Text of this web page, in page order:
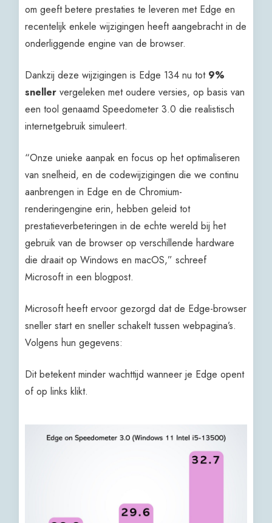
om geeft betere prestaties te leveren met Edge en
recentelijk enkele wijzigingen heeft aangebracht in de
onderliggende engine van de browser.
Dankzij deze wijzigingen is Edge 134 nu tot 9%
sneller vergeleken met oudere versies, op basis van
een tool genaamd Speedometer 3.0 die realistisch
internetgebruik simuleert.
“Onze unieke aanpak en focus op het optimaliseren
van snelheid, en de codewijzigingen die we continu
aanbrengen in Edge en de Chromium-
renderingengine erin, hebben geleid tot
prestatieverbeteringen in de echte wereld bij het
gebruik van de browser op verschillende hardware
die draait op Windows en macOS,” schreef
Microsoft in een blogpost.
Microsoft heeft ervoor gezorgd dat de Edge-browser
sneller start en sneller schakelt tussen webpagina’s.
Volgens hun gegevens:
Dit betekent minder wachttijd wanneer je Edge opent
of op links klikt.